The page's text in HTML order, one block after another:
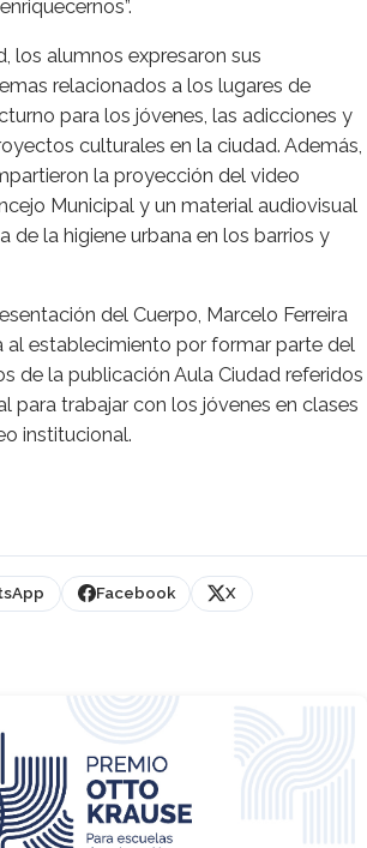
los alumnos expresaron sus
relacionados a los lugares de
para los jóvenes, las adicciones y
culturales en la ciudad. Además,
la proyección del video
Municipal y un material audiovisual
de la higiene urbana en los barrios y
del Cuerpo, Marcelo Ferreira
al establecimiento por formar parte del
de la publicación Aula Ciudad referidos
para trabajar con los jóvenes en clases
institucional.
Facebook X